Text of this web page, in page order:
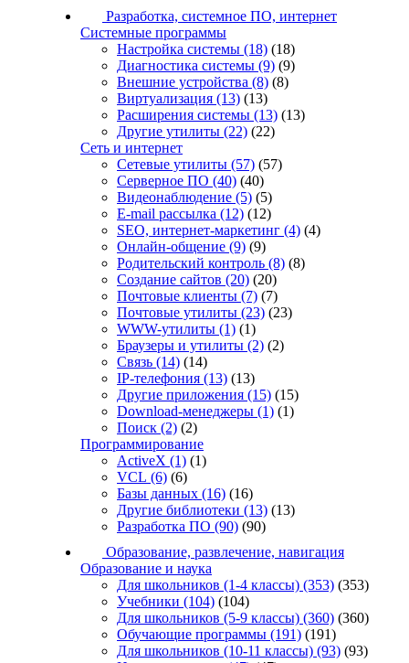
Разработка, системное ПО, интернет
Системные программы
Настройка системы (18) (18)
Диагностика системы (9) (9)
Внешние устройства (8) (8)
Виртуализация (13) (13)
Расширения системы (13) (13)
Другие утилиты (22) (22)
Сеть и интернет
Сетевые утилиты (57) (57)
Серверное ПО (40) (40)
Видеонаблюдение (5) (5)
E-mail рассылка (12) (12)
SEO, интернет-маркетинг (4) (4)
Онлайн-общение (9) (9)
Родительский контроль (8) (8)
Создание сайтов (20) (20)
Почтовые клиенты (7) (7)
Почтовые утилиты (23) (23)
WWW-утилиты (1) (1)
Браузеры и утилиты (2) (2)
Связь (14) (14)
IP-телефония (13) (13)
Другие приложения (15) (15)
Download-менеджеры (1) (1)
Поиск (2) (2)
Программирование
ActiveX (1) (1)
VCL (6) (6)
Базы данных (16) (16)
Другие библиотеки (13) (13)
Разработка ПО (90) (90)
Образование, развлечение, навигация
Образование и наука
Для школьников (1-4 классы) (353) (353)
Учебники (104) (104)
Для школьников (5-9 классы) (360) (360)
Обучающие программы (191) (191)
Для школьников (10-11 классы) (93) (93)